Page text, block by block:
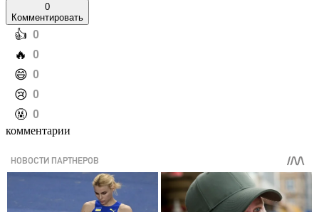
0
Комментировать
️👍 0
️🔥 0
️😄 0
️😢 0
️🤬 0
комментарии